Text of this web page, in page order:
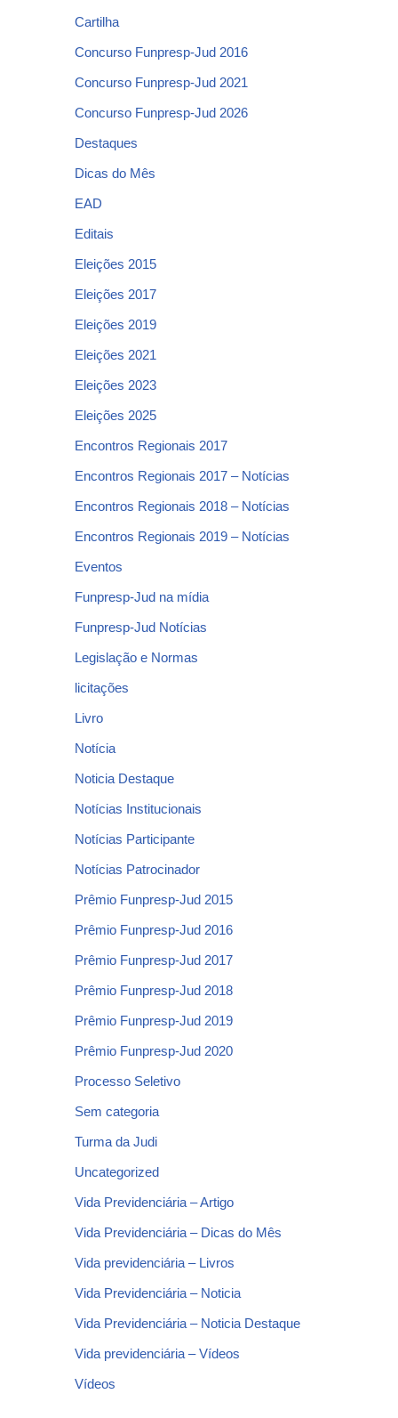
Cartilha
Concurso Funpresp-Jud 2016
Concurso Funpresp-Jud 2021
Concurso Funpresp-Jud 2026
Destaques
Dicas do Mês
EAD
Editais
Eleições 2015
Eleições 2017
Eleições 2019
Eleições 2021
Eleições 2023
Eleições 2025
Encontros Regionais 2017
Encontros Regionais 2017 – Notícias
Encontros Regionais 2018 – Notícias
Encontros Regionais 2019 – Notícias
Eventos
Funpresp-Jud na mídia
Funpresp-Jud Notícias
Legislação e Normas
licitações
Livro
Notícia
Noticia Destaque
Notícias Institucionais
Notícias Participante
Notícias Patrocinador
Prêmio Funpresp-Jud 2015
Prêmio Funpresp-Jud 2016
Prêmio Funpresp-Jud 2017
Prêmio Funpresp-Jud 2018
Prêmio Funpresp-Jud 2019
Prêmio Funpresp-Jud 2020
Processo Seletivo
Sem categoria
Turma da Judi
Uncategorized
Vida Previdenciária – Artigo
Vida Previdenciária – Dicas do Mês
Vida previdenciária – Livros
Vida Previdenciária – Noticia
Vida Previdenciária – Noticia Destaque
Vida previdenciária – Vídeos
Vídeos